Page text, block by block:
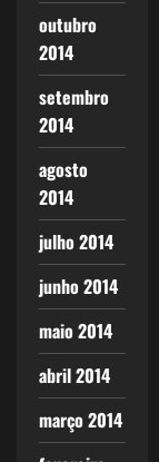
outubro
2014
setembro
2014
agosto
2014
julho 2014
junho 2014
maio 2014
abril 2014
março 2014